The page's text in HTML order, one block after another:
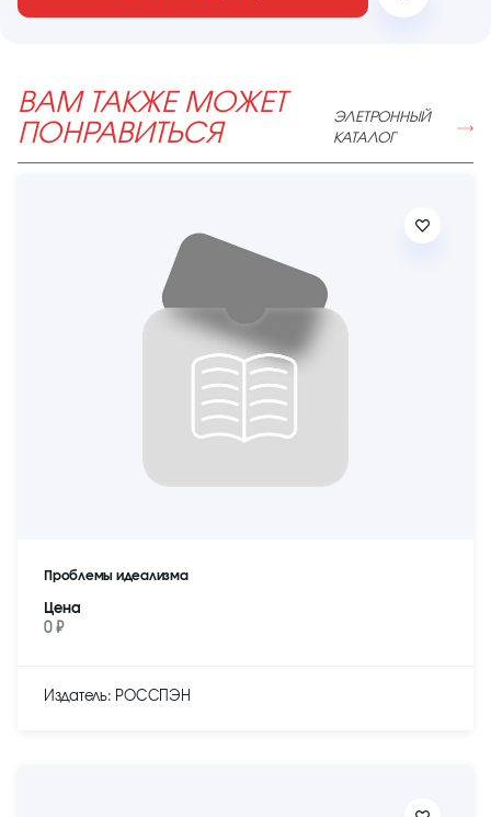
ВАМ ТАКЖЕ МОЖЕТ
ПОНРАВИТЬСЯ
ЭЛЕТРОННЫЙ
КАТАЛОГ
Проблемы идеализма
Цена
0 ₽
Издатель: РОССПЭН